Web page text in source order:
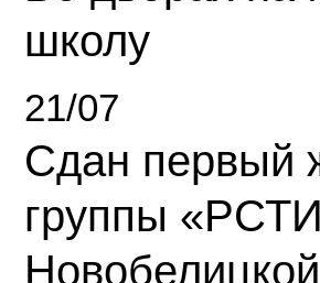
школу
21/07
Сдан первый
группы
Новобелицкой